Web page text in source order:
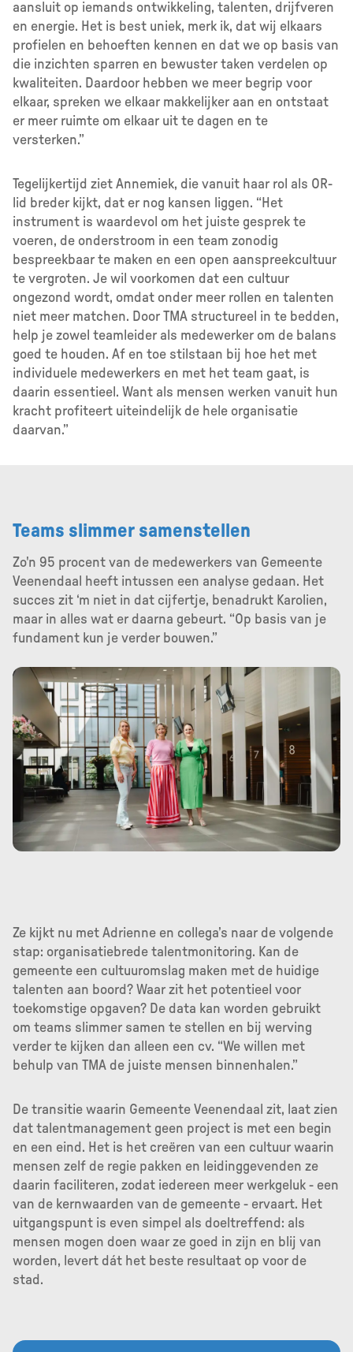
aansluit op iemands ontwikkeling, talenten, drijfveren
en energie. Het is best uniek, merk ik, dat wij elkaars
profielen en behoeften kennen en dat we op basis van
die inzichten sparren en bewuster taken verdelen op
kwaliteiten. Daardoor hebben we meer begrip voor
elkaar, spreken we elkaar makkelijker aan en ontstaat
er meer ruimte om elkaar uit te dagen en te
versterken.”
Tegelijkertijd ziet Annemiek, die vanuit haar rol als OR-
lid breder kijkt, dat er nog kansen liggen. “Het
instrument is waardevol om het juiste gesprek te
voeren, de onderstroom in een team zonodig
bespreekbaar te maken en een open aanspreekcultuur
te vergroten. Je wil voorkomen dat een cultuur
ongezond wordt, omdat onder meer rollen en talenten
niet meer matchen. Door TMA structureel in te bedden,
help je zowel teamleider als medewerker om de balans
goed te houden. Af en toe stilstaan bij hoe het met
individuele medewerkers en met het team gaat, is
daarin essentieel. Want als mensen werken vanuit hun
kracht profiteert uiteindelijk de hele organisatie
daarvan.”
Teams slimmer samenstellen
Zo'n 95 procent van de medewerkers van Gemeente
Veenendaal heeft intussen een analyse gedaan. Het
succes zit ‘m niet in dat cijfertje, benadrukt Karolien,
maar in alles wat er daarna gebeurt. “Op basis van je
fundament kun je verder bouwen.”
Ze kijkt nu met Adrienne en collega’s naar de volgende
stap: organisatiebrede talentmonitoring. Kan de
gemeente een cultuuromslag maken met de huidige
talenten aan boord? Waar zit het potentieel voor
toekomstige opgaven? De data kan worden gebruikt
om teams slimmer samen te stellen en bij werving
verder te kijken dan alleen een cv. “We willen met
behulp van TMA de juiste mensen binnenhalen.”
De transitie waarin Gemeente Veenendaal zit, laat zien
dat talentmanagement geen project is met een begin
en een eind. Het is het creëren van een cultuur waarin
mensen zelf de regie pakken en leidinggevenden ze
daarin faciliteren, zodat iedereen meer werkgeluk - een
van de kernwaarden van de gemeente - ervaart. Het
uitgangspunt is even simpel als doeltreffend: als
mensen mogen doen waar ze goed in zijn en blij van
worden, levert dát het beste resultaat op voor de
stad.